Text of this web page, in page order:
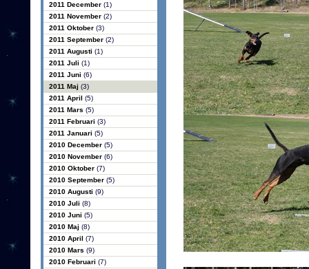
2011 December (1)
2011 November (2)
2011 Oktober (3)
2011 September (2)
2011 Augusti (1)
2011 Juli (1)
2011 Juni (6)
2011 Maj (3)
2011 April (5)
2011 Mars (5)
2011 Februari (3)
2011 Januari (5)
2010 December (5)
2010 November (6)
2010 Oktober (7)
2010 September (5)
2010 Augusti (9)
2010 Juli (8)
2010 Juni (5)
2010 Maj (8)
2010 April (7)
2010 Mars (9)
2010 Februari (7)